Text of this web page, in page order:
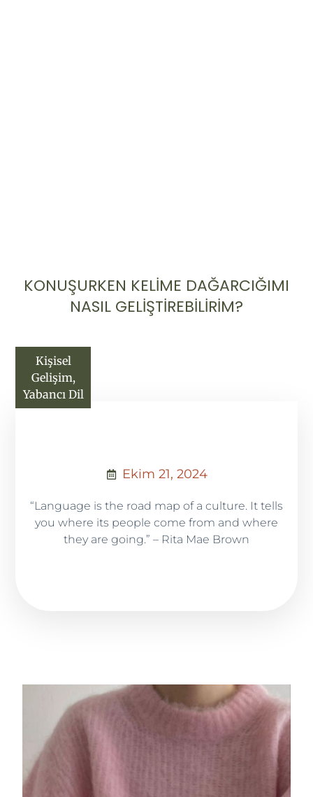
KONUŞURKEN KELİME DAĞARCIĞIMI
NASIL GELİŞTİREBİLİRİM?
Kişisel
Gelişim,
Yabancı Dil
Ekim 21, 2024
“Language is the road map of a culture. It tells
you where its people come from and where
they are going.” – Rita Mae Brown